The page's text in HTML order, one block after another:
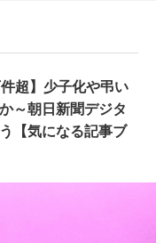
超】少子化や弔い
～朝日新聞デジタ
【気になる記事ブ